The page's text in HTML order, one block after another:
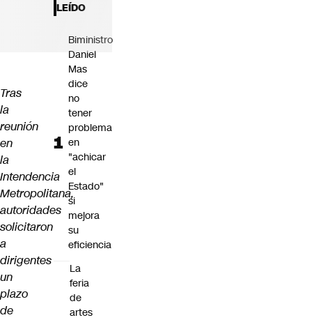
Tras
la
reunión
en
la
Intendencia
Metropolitana,
autoridades
solicitaron
a
dirigentes
un
plazo
de
LEÍDO
Biministro
Daniel
Mas
dice
no
tener
problema
en
"achicar
el
Estado"
si
mejora
su
eficiencia
La
feria
de
artes